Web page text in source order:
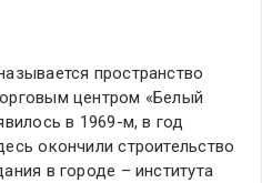
пространство
центром «Белый
в 1969-м, в год
окончили строительство
в городе – института